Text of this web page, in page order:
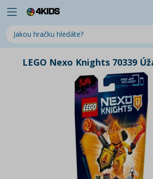
LEGO Nexo Knights 70339